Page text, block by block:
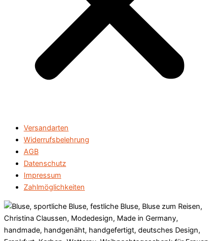
Versandarten
Widerrufsbelehrung
AGB
Datenschutz
Impressum
Zahlmöglichkeiten